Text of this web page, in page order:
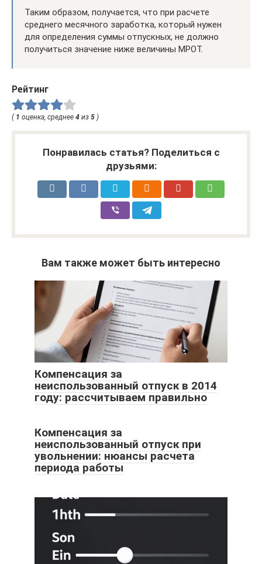
Таким образом, получается, что при расчете
среднего месячного заработка, который нужен
для определения суммы отпускных, не должно
получиться значение ниже величины МРОТ.
Рейтинг
( 1 оценка, среднее 4 из 5 )
Понравилась статья? Поделиться с
друзьями:
Вам также может быть интересно
Компенсация за
неиспользованный отпуск в 2014
году: рассчитываем правильно
Компенсация за
неиспользованный отпуск при
увольнении: нюансы расчета
периода работы